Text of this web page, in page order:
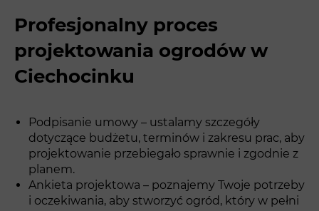
Profesjonalny proces
projektowania ogrodów w
Ciechocinku
Podpisanie umowy – ustalamy szczegóły
dotyczące budżetu, terminów i zakresu prac, aby
projektowanie przebiegało sprawnie i zgodnie z
planem.
Ankieta projektowa – poznajemy Twoje potrzeby
i oczekiwania, aby stworzyć ogród, który w pełni